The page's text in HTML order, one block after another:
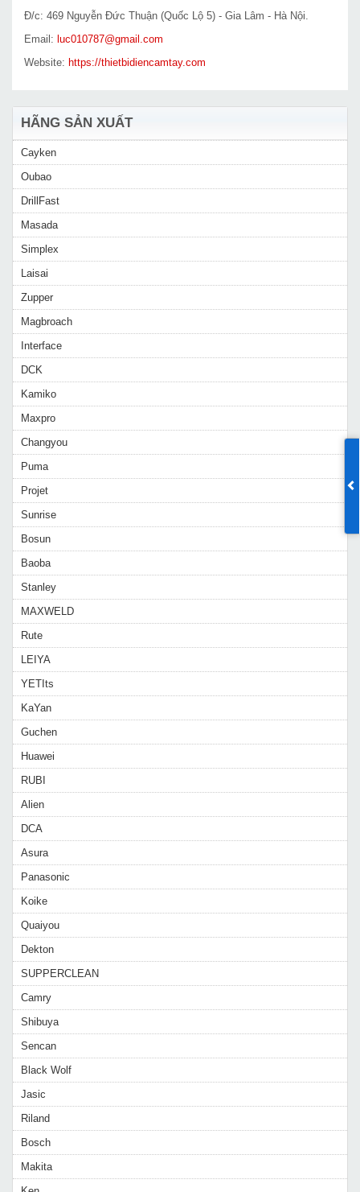
Đ/c: 469 Nguyễn Đức Thuận (Quốc Lộ 5) - Gia Lâm - Hà Nội.
Email: luc010787@gmail.com
Website: https://thietbidiencamtay.com
HÃNG SẢN XUẤT
Cayken
Oubao
DrillFast
Masada
Simplex
Laisai
Zupper
Magbroach
Interface
DCK
Kamiko
Maxpro
Changyou
Puma
Projet
Sunrise
Bosun
Baoba
Stanley
MAXWELD
Rute
LEIYA
YETIts
KaYan
Guchen
Huawei
RUBI
Alien
DCA
Asura
Panasonic
Koike
Quaiyou
Dekton
SUPPERCLEAN
Camry
Shibuya
Sencan
Black Wolf
Jasic
Riland
Bosch
Makita